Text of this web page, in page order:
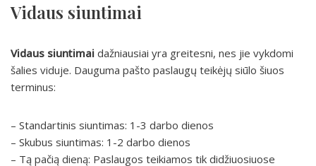
Vidaus siuntimai
Vidaus siuntimai dažniausiai yra greitesni, nes jie vykdomi
šalies viduje. Dauguma pašto paslaugų teikėjų siūlo šiuos
terminus:
– Standartinis siuntimas: 1-3 darbo dienos
– Skubus siuntimas: 1-2 darbo dienos
– Tą pačią dieną: Paslaugos teikiamos tik didžiuosiuose